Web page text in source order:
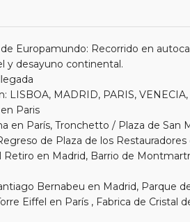
de Europamundo: Recorrido en
y desayuno continental.
LISBOA, MADRID, PARIS,
Paris
en París, Tronchetto / Plaza de San
de Plaza de los
Retiro en Madrid, Barrio de
Bernabeu en Madrid, Parque
Eiffel en París , Fabrica de Cristal